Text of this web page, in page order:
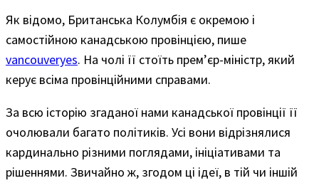
Як відомо, Британська Колумбія є окремою і
самостійною канадською провінцією, пише
vancouveryes. На чолі її стоїть прем’єр-міністр, який
керує всіма провінційними справами.
За всю історію згаданої нами канадської провінції її
очолювали багато політиків. Усі вони відрізнялися
кардинально різними поглядами, ініціативами та
рішеннями. Звичайно ж, згодом ці ідеї, в тій чи іншій